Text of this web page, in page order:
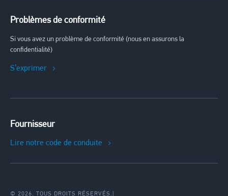
Problèmes de conformité
Si vous avez un problème de conformité (nous en assurons la
confidentialité)
S’exprimer
Fournisseur
Lire notre code de conduite
© 2026. TOUS DROITS RÉSERVÉS.